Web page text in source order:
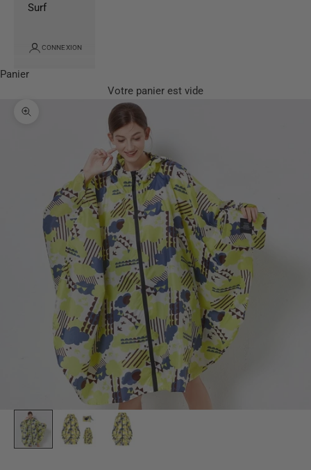
Surf
CONNEXION
Panier
Votre panier est vide
Zoomer sur l'image